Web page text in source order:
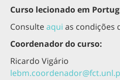
Curso lecionado em
Consulteaqui as condições
Coordenador do curso:
Ricardo Vigário